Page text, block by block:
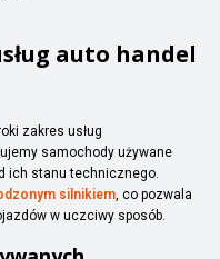
auto handel
zakres usług
samochody używane
ich stanu technicznego.
silnikiem, co pozwala
w uczciwy sposób.